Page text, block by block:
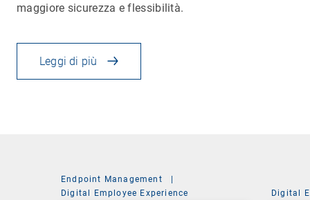
maggiore sicurezza e flessibilità.
Leggi di più
Endpoint Management
|
Digital Employee Experience
Digital